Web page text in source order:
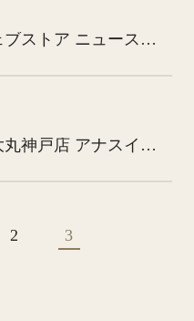
ANNA SUI JAPAN公式ウェブストア ニュースページ、Twitterにて川徳アナスイフェア紹介されました
アナスイ公式サイトにて大丸神戸店 アナスイフェア紹介されました
2 3